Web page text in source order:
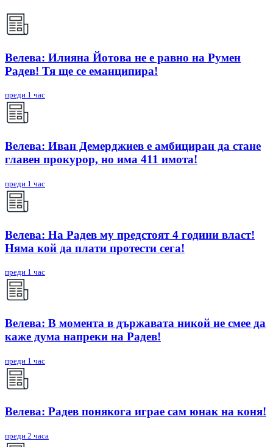
Велева: Илияна Йотова не е равно на Румен
Радев! Тя ще се еманципира!
преди 1 час
Велева: Иван Демерджиев е амбициран да стане
главен прокурор, но има 411 имота!
преди 1 час
Велева: На Радев му предстоят 4 години власт!
Няма кой да плати протести сега!
преди 1 час
Велева: В момента в държавата никой не смее да
каже дума напреки на Радев!
преди 1 час
Велева: Радев понякога играе сам юнак на коня!
преди 2 часа